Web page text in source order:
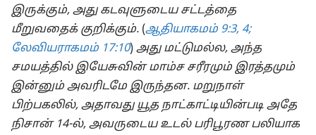
இருக்கும், அது கடவுளுடைய சட்டத்தை
மீறுவதைக் குறிக்கும். (ஆதியாகமம் 9:3, 4;
லேவியராகமம் 17:10) அது மட்டுமல்ல, அந்த
சமயத்தில் இயேசுவின் மாம்ச சரீரமும் இரத்தமும்
இன்னும் அவரிடமே இருந்தன. மறுநாள்
பிற்பகலில், அதாவது யூத நாட்காட்டியின்படி அதே
நிசான் 14-⁠ல், அவருடைய உடல் பரிபூரண பலியாக